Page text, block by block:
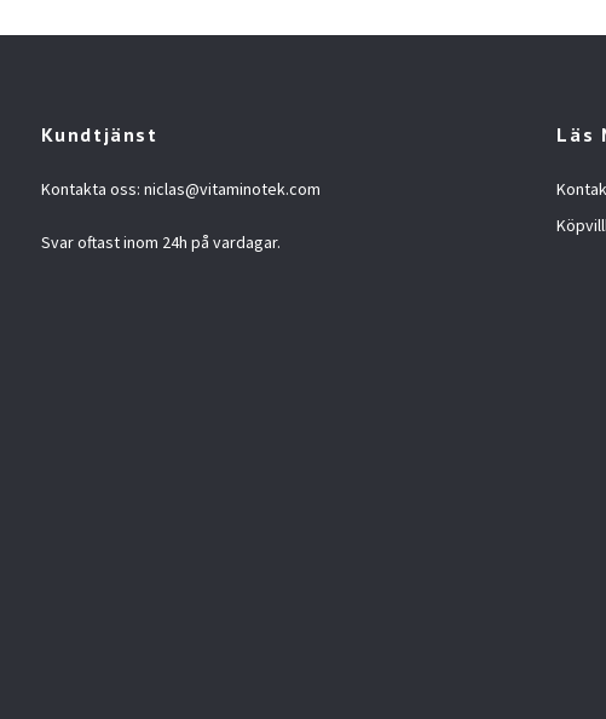
Kundtjänst
Kontakta oss: niclas@vitaminotek.com
Svar oftast inom 24h på vardagar.
Läs